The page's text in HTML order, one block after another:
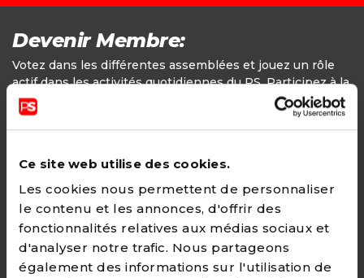
Ce site web utilise des cookies.
Les cookies nous permettent de personnaliser
le contenu et les annonces, d'offrir des
fonctionnalités relatives aux médias sociaux et
d'analyser notre trafic. Nous partageons
également des informations sur l'utilisation de
Devenir Membre:
Votez dans les différentes assemblées et jouez un rôle
actif dans les activités quotidiennes du PS. Participez à la
définition des positions politiques.
24€ - Paiement annuel
CHOISIR →